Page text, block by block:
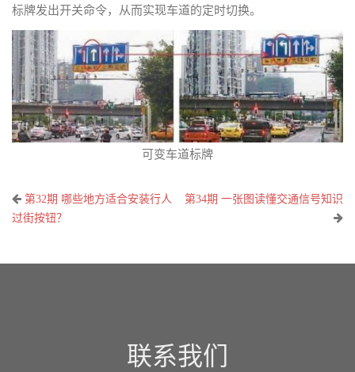
标牌发出开关命令，从而实现车道的定时切换。
可变车道标牌
文
章
航
第32期 哪些地方适合安装行人
过街按钮？
第34期 一张图读懂交通信号知识
联系我们